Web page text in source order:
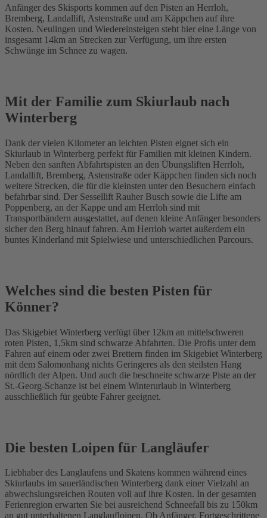
Anfänger des Skisports kommen auf den Pisten an Herrloh,
Bremberg, Landallift, Astenstraße und am Käppchen auf ihre
Kosten. Neulingen und Wiedereinsteigen steht hier eine Länge von
insgesamt 14km an Strecken zur Verfügung, um ihre ersten
Schwünge im Schnee zu wagen.
Mit der Familie zum Skiurlaub nach
Winterberg
Dank der vielen Kilometer an leichten Pisten eignet sich ein
Skiurlaub in Winterberg perfekt für Familien mit kleinen Kindern.
Neben den sanften Abfahrtspisten an den Übungsliften Herrloh,
Landallift, Bremberg, Astenstraße oder Käppchen finden sich noch
weitere Strecken, die für die kleinsten unter den Besuchern einfach
befahrbar sind. Der Sessellift Rauher Busch sowie die Lifte am
Poppenberg, an der Kappe und am Herrloh sind mit
Transportbändern ausgestattet, auf denen kleine Anfänger besonders
sicher den Berg hinauf fahren. Am Herrloh wartet außerdem ein
buntes Kinderland mit Spielwiese und unterschiedlichen Parcours.
Welches sind die besten Pisten für
Könner?
Das Skigebiet Winterberg verfügt über 12km an mittelschweren
roten Pisten, 1,5km sind schwarze Abfahrten. Die Profis unter dem
Fahren auf einem oder zwei Brettern finden im Skigebiet Winterberg
mit dem Salomonhang nichts Geringeres als den steilsten Hang
nördlich der Alpen. Und auch die beschneite schwarze Piste an der
St.-Georg-Schanze ist bei einem Winterurlaub in Winterberg
ausschließlich für geübte Fahrer geeignet.
Die besten Loipen für Langläufer
Liebhaber des Langlaufens und Skatens kommen während eines
Skiurlaubs im sauerländischen Winterberg dank einer Vielzahl an
abwechslungsreichen Routen voll auf ihre Kosten. In der gesamten
Ferienregion erwarten Sie bei ausreichend Schneefall bis zu 150km
an gut unterhaltenen Langlaufloipen. Ob Anfänger, Fortgeschrittene